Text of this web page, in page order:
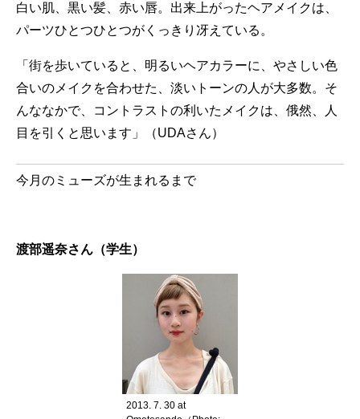
白い肌、黒い髪、赤い唇。出来上がったヘアメイクは、
パーツひとつひとつがくっきり冴えている。
「街を歩いていると、明るいヘアカラーに、やさしい色
合いのメイクを合わせた、淡いトーンの人が大多数。そ
んななかで、コントラストの利いたメイクは、俄然、人
目を引くと思います」（UDAさん）
今月のミューズが生まれるまで
渡部遥奈さん（学生）
2013. 7. 30 at